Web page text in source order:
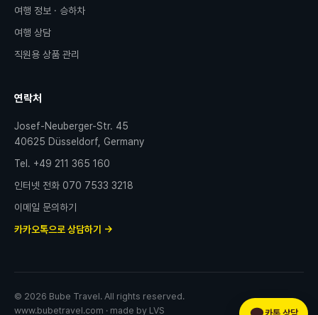
여행 정보 · 승하차
여행 상담
직원용 상품 관리
연락처
Josef-Neuberger-Str. 45
40625 Düsseldorf, Germany
Tel. +49 211 365 160
인터넷 전화 070 7533 3218
이메일 문의하기
카카오톡으로 상담하기 →
© 2026 Bube Travel. All rights reserved.
www.bubetravel.com · made by LVS